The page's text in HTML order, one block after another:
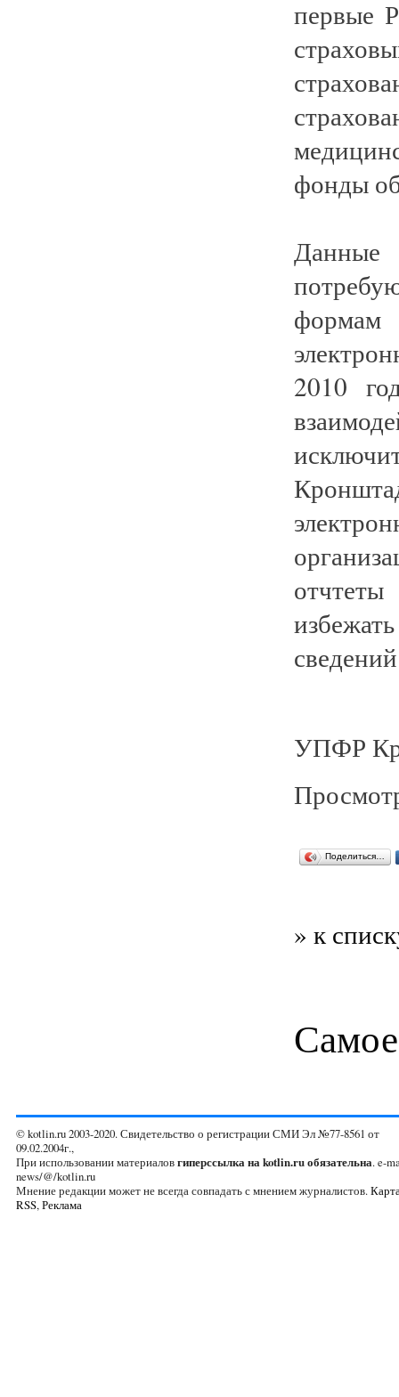
первые
фонды
формам
2010
УПФР
Поделиться…
» к
© kotlin.ru 2003-2020. Свидетельство о регистрации СМИ Эл №77-8561 от
09.02.2004г.,
При использовании материаловгиперссылка на kotlin.ru обязательна. e-
news/@/kotlin.ru
Мнение редакции может не всегда совпадать с мнением журналистов.
RSS,Реклама